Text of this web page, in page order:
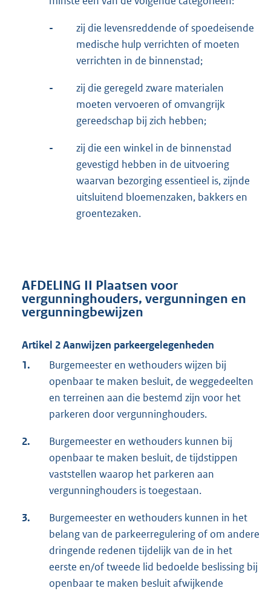
-
zij die levensreddende of spoedeisende
medische hulp verrichten of moeten
verrichten in de binnenstad;
-
zij die geregeld zware materialen
moeten vervoeren of omvangrijk
gereedschap bij zich hebben;
-
zij die een winkel in de binnenstad
gevestigd hebben in de uitvoering
waarvan bezorging essentieel is, zijnde
uitsluitend bloemenzaken, bakkers en
groentezaken.
AFDELING II Plaatsen voor
vergunninghouders, vergunningen en
vergunningbewijzen
Artikel 2 Aanwijzen parkeergelegenheden
1.
Burgemeester en wethouders wijzen bij
openbaar te maken besluit, de weggedeelten
en terreinen aan die bestemd zijn voor het
parkeren door vergunninghouders.
2.
Burgemeester en wethouders kunnen bij
openbaar te maken besluit, de tijdstippen
vaststellen waarop het parkeren aan
vergunninghouders is toegestaan.
3.
Burgemeester en wethouders kunnen in het
belang van de parkeerregulering of om andere
dringende redenen tijdelijk van de in het
eerste en/of tweede lid bedoelde beslissing bij
openbaar te maken besluit afwijkende